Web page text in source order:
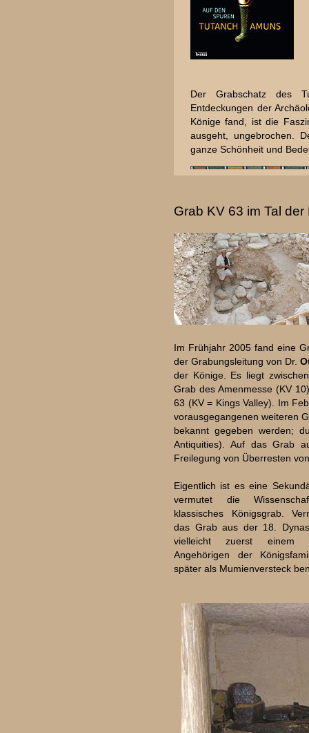
Der Grabschatz des
Entdeckungen der
Könige fand, ist die
ausgeht, ungebrochen.
ganze Schönheit und
Grab KV 63 im Tal der
Im Frühjahr 2005 fand eine
der Grabungsleitung von Dr.
der Könige. Es liegt
Grab des Amenmesse (KV
63 (KV = Kings Valley). Im
vorausgegangenen weiteren
bekannt gegeben werden;
Antiquities). Auf das Grab
Freilegung von Überresten
Eigentlich ist es eine
vermutet die
klassisches Königsgrab.
das Grab aus der 18.
vielleicht zuerst einem
Angehörigen der
später als Mumienversteck